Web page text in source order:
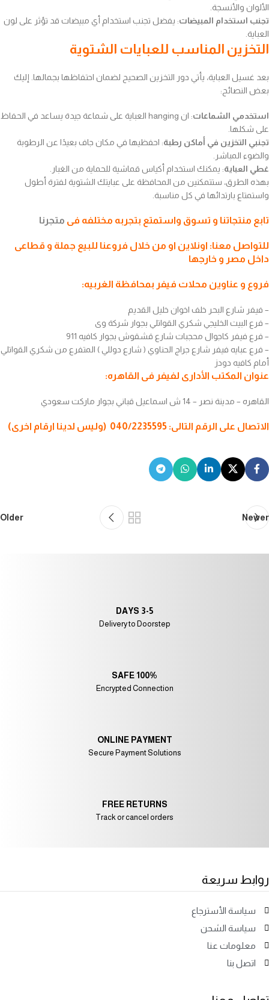
الألوان والأنسجة.
تجنب استخدام المبيضات: يفضل تجنب استخدام أي مبيضات قد تؤثر على لون
العباية.
التخزين المناسب للعبايات الشتوية
بعد غسيل العباية، يأتي دور التخزين الصحيح لضمان احتفاظها بجمالها. إليك
بعض النصائح:
استخدمي الشماعات
: ان hanging العباية على شماعة جيدة يساعد في الحفاظ
على شكلها.
تجنبي التخزين في أماكن رطبة: احفظيها في مكان جاف بعيدًا عن الرطوبة
والضوء المباشر.
غطي العباية: يمكنك استخدام أكياس قماشية للحماية من الغبار.
بهذه الطرق، ستتمكنين من المحافظة على عبايتك الشتوية لفترة أطول
واستمتاع بارتدائها في كل مناسبة.
تابع منتجاتنا و تسوق واستمتع بتجربه مختلفه فى متجرنا
للتواصل معنا: اونلاين او من خلال فروعنا للبيع جملة و قطاعى
داخل مصر و خارجها
فروع و عناوين محلات فيفر بمحافظة الغربيه:
– فيفر شارع البحر خلف اخوان خليل القديم
– فرع البيت الخليجي شكري القواتلي بجوار شركة وى
– فرع فيفر كاجوال محجبات شارع قشقوش بجوار كافيه 911
– فرع عبايه فيفر شارع جراج الحناوي ( شارع دوللي ) المتفرع من شكري القواتلي
أمام كافيه دودز
عنوان المكتب الأدارى لفيفر فى القاهره:
القاهره – مدينة نصر – 14 ش اسماعيل قباني بجوار ماركت سعودي
الاتصال على الرقم التالى: 040/2235595 (وليس لدينا ارقام اخرى)
Newer
Older
FREE RETURNS
Track or cancel orders
ONLINE PAYMENT
Secure Payment Solutions
100% SAFE
Encrypted Connection
3-5 DAYS
Delivery to Doorstep
روابط سريعة
سياسة الأسترجاع
سياسة الشحن
معلومات عنا
اتصل بنا